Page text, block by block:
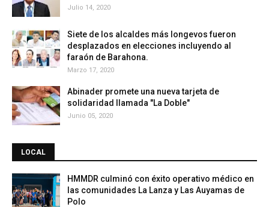
Julio 14, 2020
Siete de los alcaldes más longevos fueron
desplazados en elecciones incluyendo al
faraón de Barahona.
Marzo 17, 2020
Abinader promete una nueva tarjeta de
solidaridad llamada "La Doble"
Junio 05, 2020
LOCAL
HMMDR culminó con éxito operativo médico en
las comunidades La Lanza y Las Auyamas de
Polo